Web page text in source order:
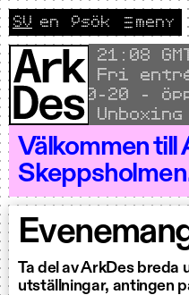
Hoppa till innehållet
Local
21
08
Fri
10–20 -
Välkommen till
meny
🔎sök
CURRENT LANGUAGE
SV Byt språk till
en
Ta del av ArkDes breda
utställningar, antingen